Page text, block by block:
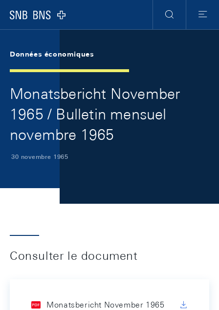
Logo
RechercheMenu
Données économiques
Monatsbericht November
1965 / Bulletin mensuel
novembre 1965
30 novembre 1965
Consulter le document
Monatsbericht November 1965